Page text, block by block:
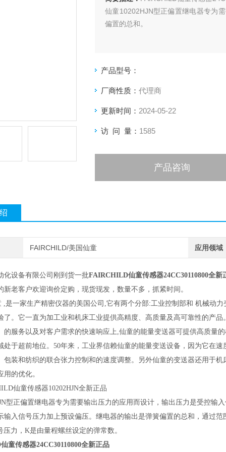
仙童10202HJN型正偏置继电器专为
偏置的总和。
产品型号：
厂商性质： 代理商
更新时间： 2024-05-22
访 问 量： 1585
产品咨询
FAIRCHILD/美国仙童 应用领域
化设备有限公司刚到货一批FAIRCHILD仙童传感器24CC30110800全新
新老客户欢迎询价定购，现货现发，数量不多，抓紧时间。
,是一家生产精密仪器的美国公司,它有两个分部:工业控制部和 机械动
了。它一直为加工业和机床工业提供高精度、高质量及高可靠性的产
的服务以及对客户需求的快速响应上,仙童的能量变送器可提供高质量
处于超前地位。50年来，工业界信赖仙童的能量变送设备，因为它在
包装和纺织的联合张力控制和的速度调整。另外仙童的变送器还用于
用的优化。
仙童传感器10202HJN全新正品
型正偏置继电器专为需要输出压力的应用而设计，输出压力是受控输
输入信号压力加上预设偏压。继电器的输出是弹簧偏置的总和，通过
压力，K是由量程螺丝设定的弹常数。
童传感器24CC30110800全新正品